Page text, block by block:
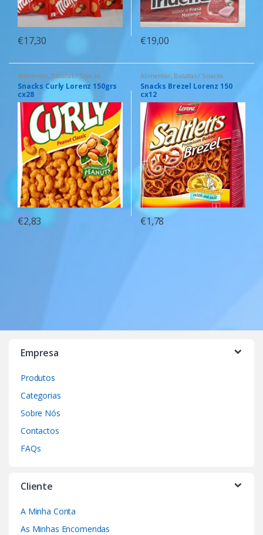
€17,30 €19,00
Alimentar, Batatas / Snacks
Snacks Curly Lorenz 150grs
cx28
€2,83
Alimentar, Batatas / Snacks
Snacks Brezel Lorenz 150
cx12
€1,78
Empresa
Produtos
Categorias
Sobre Nós
Contactos
FAQs
Cliente
A Minha Conta
As Minhas Encomendas